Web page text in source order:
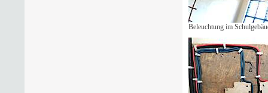
Beleuchtung im